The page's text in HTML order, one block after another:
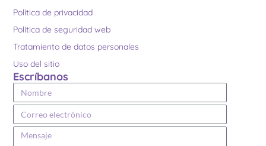
Política de privacidad
Política de seguridad web
Tratamiento de datos personales
Uso del sitio
Escríbanos